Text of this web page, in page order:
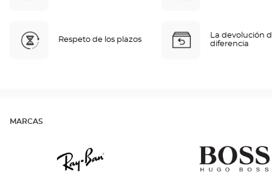
Respeto de los plazos
La devolución
diferencia
MARCAS